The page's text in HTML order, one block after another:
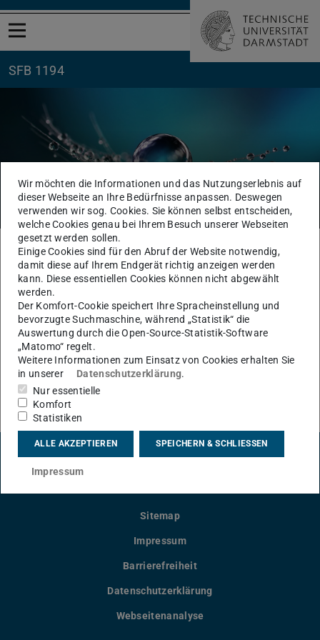
Menü öffnen
SFB 1194
News
Sie befinden sich hier:
TU Darmstadt SFB1194 Der SFB News
Lesen Sie aktuelle und vergangene Meldungen und
Artikel aus dem Umfeld des
Sonderforschungsbereichs.
Zurzeit keine Einträge.
LinkedIn-Seite der TU Darmstadt
Sitemap
Impressum
Barrierefreiheit
Datenschutzerklärung
Webseitenanalyse
Wir möchten die Informationen und das Nutzungserlebnis auf
dieser Webseite an Ihre Bedürfnisse anpassen. Deswegen
verwenden wir sog. Cookies. Sie können selbst entscheiden,
welche Cookies genau bei Ihrem Besuch unserer Webseiten
gesetzt werden sollen.
Einige Cookies sind für den Abruf der Website notwendig,
damit diese auf Ihrem Endgerät richtig anzeigen werden
kann. Diese essentiellen Cookies können nicht abgewählt
werden.
Der Komfort-Cookie speichert Ihre Spracheinstellung und
bevorzugte Suchmaschine, während „Statistik“ die
Auswertung durch die Open-Source-Statistik-Software
„Matomo“ regelt.
Weitere Informationen zum Einsatz von Cookies erhalten Sie
in unserer
Datenschutzerklärung.
Nur essentielle
Komfort
Statistiken
ALLE AKZEPTIEREN SPEICHERN & SCHLIESSEN
Impressum